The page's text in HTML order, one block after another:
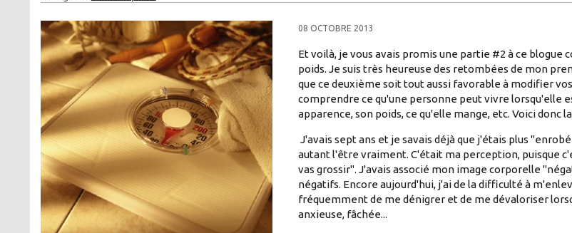
08 OCTOBRE 2013
Et voilà, je vous avais promis une partie #2 à ce blogue
poids. Je suis très heureuse des retombées de mon
que ce deuxième soit tout aussi favorable à modifier
comprendre ce qu'une personne peut vivre lorsqu'elle
apparence, son poids, ce qu'elle mange, etc. Voici donc
J'avais sept ans et je savais déjà que j'étais plus
autant l'être vraiment. C'était ma perception, puisque
vas grossir". J'avais associé mon image corporelle
négatifs. Encore aujourd'hui, j'ai de la difficulté à
fréquemment de me dénigrer et de me dévaloriser
anxieuse, fâchée...